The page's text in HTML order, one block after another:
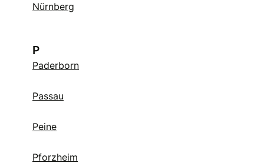
Nürnberg
P
Paderborn
Passau
Peine
Pforzheim